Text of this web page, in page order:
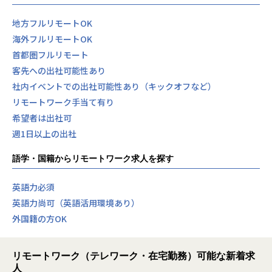
地方フルリモートOK
海外フルリモートOK
首都圏フルリモート
客先への出社可能性あり
社内イベントでの出社可能性あり（キックオフなど）
リモートワーク手当て有り
希望者は出社可
週1日以上の出社
語学・国籍からリモートワーク求人を探す
英語力必須
英語力尚可（英語活用環境あり）
外国籍の方OK
リモートワーク（テレワーク・在宅勤務）可能な新着求
人